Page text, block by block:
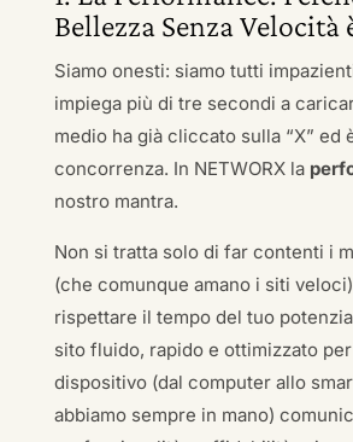
Bellezza Senza
Siamo onesti: siamo tutti
impiega più di tre secondi a
medio ha già cliccato sulla “X” ed
concorrenza. In NETWORX la
nostro mantra.
Non si tratta solo di far contenti i
(che comunque amano i siti
rispettare il tempo del tuo
sito fluido, rapido e ottimizzato
dispositivo (dal computer allo
abbiamo sempre in mano)